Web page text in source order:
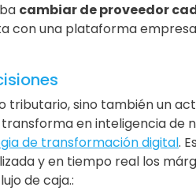
cambiar de proveedor
con una plataforma
sino también un
en inteligencia de
de transformación digital.
y en tiempo real los
de caja.: